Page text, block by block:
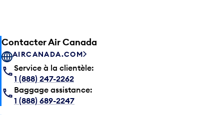
Contacter Air Canada
AIRCANADA.COM
Service à la clientèle:
1 (888) 247-2262
Baggage assistance:
1 (888) 689-2247